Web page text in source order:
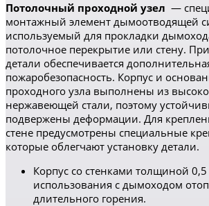
Потолочный проходной узел ―
монтажный элемент дымоотводящей
используемый для прокладки
потолочное перекрытие или стену.
детали обеспечивается
пожаробезопасность. Корпус и
проходного узла выполнены из
нержавеющей стали, поэтому
подвержены деформации. Для
стене предусмотрены специальные
которые облегчают установку детали.
Корпус со стенками толщиной
использования с дымоходом
длительного горения.